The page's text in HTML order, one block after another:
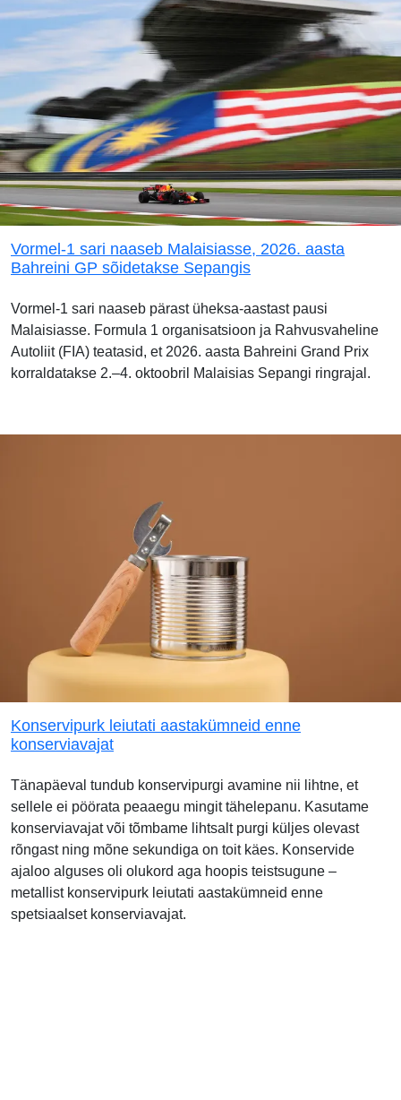
Vormel-1 sari naaseb Malaisiasse, 2026. aasta
Bahreini GP sõidetakse Sepangis
Vormel-1 sari naaseb pärast üheksa-aastast pausi
Malaisiasse. Formula 1 organisatsioon ja Rahvusvaheline
Autoliit (FIA) teatasid, et 2026. aasta Bahreini Grand Prix
korraldatakse 2.–4. oktoobril Malaisias Sepangi ringrajal.
Konservipurk leiutati aastakümneid enne
konserviavajat
Tänapäeval tundub konservipurgi avamine nii lihtne, et
sellele ei pöörata peaaegu mingit tähelepanu. Kasutame
konserviavajat või tõmbame lihtsalt purgi küljes olevast
rõngast ning mõne sekundiga on toit käes. Konservide
ajaloo alguses oli olukord aga hoopis teistsugune –
metallist konservipurk leiutati aastakümneid enne
spetsiaalset konserviavajat.